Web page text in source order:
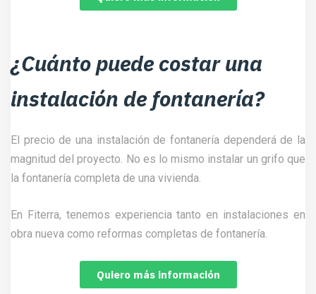
¿Cuánto puede costar una
instalación de fontanería?
El precio de una instalación de fontanería dependerá de la
magnitud del proyecto. No es lo mismo instalar un grifo que
la fontanería completa de una vivienda.
En Fiterra, tenemos experiencia tanto en instalaciones en
obra nueva como reformas completas de fontanería.
Quiero más información